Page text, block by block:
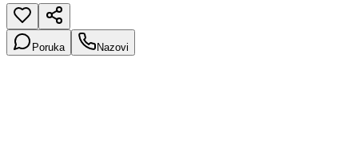
Poruka Nazovi